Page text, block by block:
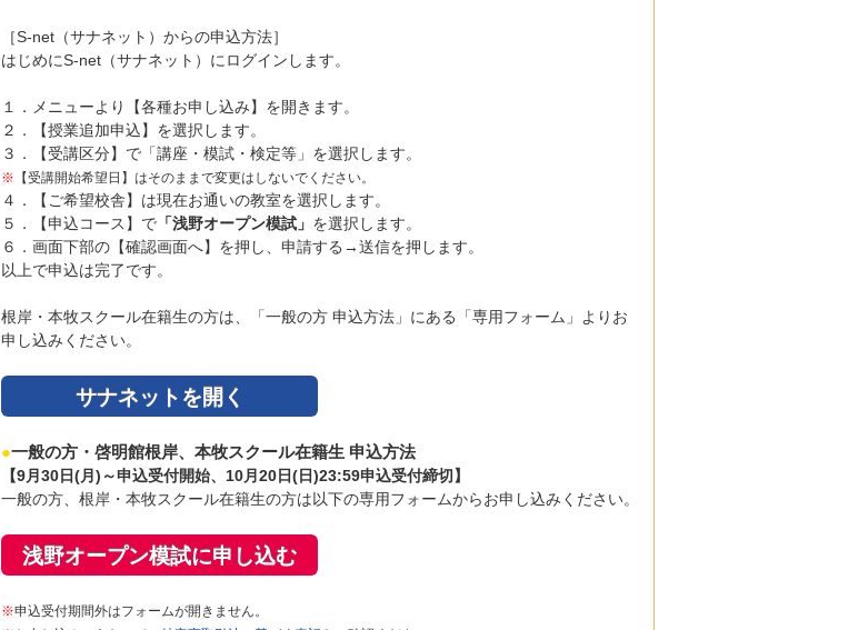
［S-net（サナネット）からの申込方法］
はじめにS-net（サナネット）にログインします。
１．メニューより【各種お申し込み】を開きます。
２．【授業追加申込】を選択します。
３．【受講区分】で「講座・模試・検定等」を選択します。
※ 【受講開始希望日】はそのままで変更はしないでください。
４．【ご希望校舎】は現在お通いの教室を選択します。
５．【申込コース】で 「浅野オープン模試」 を選択します。
６．画面下部の【確認画面へ】を押し、申請する→送信を押します。
以上で申込は完了です。
根岸・本牧スクール在籍生の方は、「一般の方 申込方法」にある「専用フォーム」よりお
申し込みください。
サナネットを開く
●一般の方・啓明館根岸、本牧スクール在籍生 申込方法
【9月30日(月)～申込受付開始、10月20日(日)23:59申込受付締切】
一般の方、根岸・本牧スクール在籍生の方は以下の専用フォームからお申し込みください。
浅野オープン模試に申し込む
※申込受付期間外はフォームが開きません。